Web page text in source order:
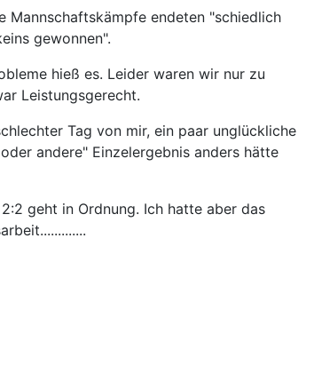
Mannschaftskämpfe endeten "schiedlich
gewonnen".
hieß es. Leider waren wir nur zu
Leistungsgerecht.
Tag von mir, ein paar unglückliche
andere" Einzelergebnis anders hätte
geht in Ordnung. Ich hatte aber das